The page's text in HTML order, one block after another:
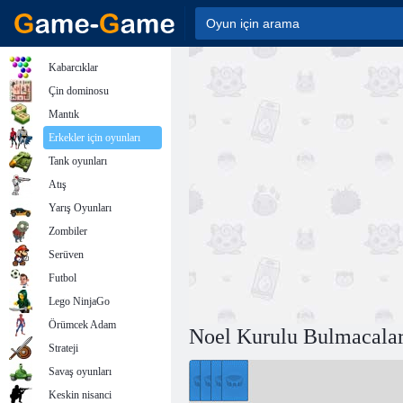
Noel Kurulu
Kabarcıklar
Çin dominosu
Mantık
Erkekler için oyunları
Tank oyunları
Atış
Yarış Oyunları
Zombiler
Serüven
Futbol
Lego NinjaGo
Örümcek Adam
Strateji
Savaş oyunları
Keskin nisanci